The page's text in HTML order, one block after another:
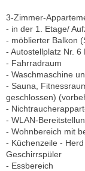
3-Zimmer-
- in der 1. Etage/
- möblierter Balkon
- Autostellplatz Nr. 6
- Fahrradraum
- Waschmaschine
- Sauna,
geschlossen)
-
- WLAN-
- Wohnbereich mit
- Küchenzeile -
Geschirrspüler
- Essbereich